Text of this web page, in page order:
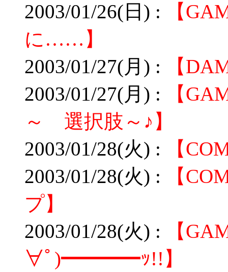
2003/01/26(日) :
【
に……】
2003/01/27(月) :
【
2003/01/27(月) :
【
～ 選択肢～♪】
2003/01/28(火) :
【
2003/01/28(火) :
【
プ】
2003/01/28(火) :
【
∀ﾟ)━━━━ｯ!!】